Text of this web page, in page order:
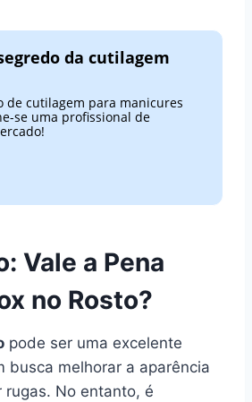
da cutilagem
de cutilagem para manicures
se uma profissional de
Vale a Pena
no Rosto?
pode ser uma excelente
busca melhorar a aparência
rugas. No entanto, é